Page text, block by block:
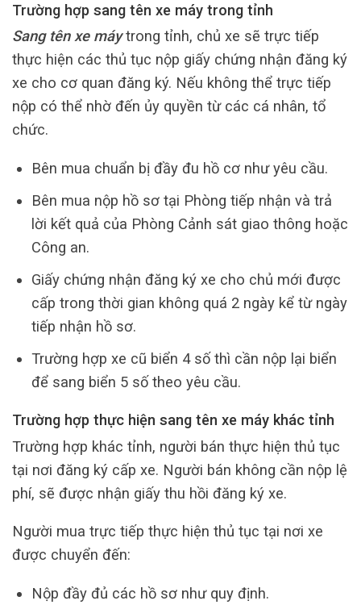
Trường hợp sang tên xe máy trong tỉnh
Sang tên xe máytrong tỉnh, chủ xe sẽ trực tiếp
thực hiện các thủ tục nộp giấy chứng nhận đăng ký
xe cho cơ quan đăng ký. Nếu không thể trực tiếp
nộp có thể nhờ đến ủy quyền từ các cá nhân, tổ
chức.
Bên mua chuẩn bị đầy đu hồ cơ như yêu cầu.
Bên mua nộp hồ sơ tại Phòng tiếp nhận và trả
lời kết quả của Phòng Cảnh sát giao thông hoặc
Công an.
Giấy chứng nhận đăng ký xe cho chủ mới được
cấp trong thời gian không quá 2 ngày kể từ ngày
tiếp nhận hồ sơ.
Trường hợp xe cũ biển 4 số thì cần nộp lại biển
để sang biển 5 số theo yêu cầu.
Trường hợp thực hiện sang tên xe máy khác tỉnh
Trường hợp khác tỉnh, người bán thực hiện thủ tục
tại nơi đăng ký cấp xe. Người bán không cần nộp lệ
phí, sẽ được nhận giấy thu hồi đăng ký xe.
Người mua trực tiếp thực hiện thủ tục tại nơi xe
được chuyển đến:
Nộp đầy đủ các hồ sơ như quy định.